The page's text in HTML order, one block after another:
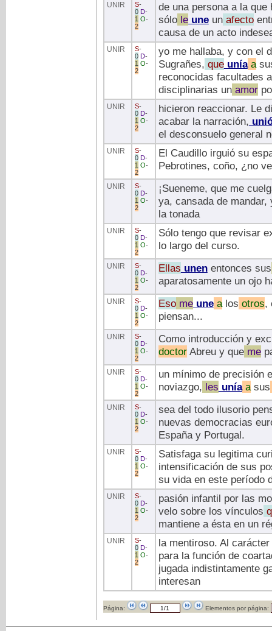
UNIR S-
0 D-
1 O-
2
de una persona a la
sóloleuneunafecto
causa de un acto
UNIR S-
0 D-
1 O-
2
yo me hallaba, y con el
Sugrañes, queuníaa
reconocidas facultades
disciplinarias unamor
UNIR S-
0 D-
1 O-
2
hicieron reaccionar. Le
acabar la narración,
el desconsuelo general
UNIR S-
0 D-
1 O-
2
El Caudillo irguió su
Pebrotines, coño, ¿no
UNIR S-
0 D-
1 O-
2
¡Sueneme, que me
ya, cansada de
la tonada
UNIR S-
0 D-
1 O-
2
Sólo tengo que revisar
lo largo del curso.
UNIR S-
0 D-
1 O-
2
Ellas unenentonces sus
aparatosamente un ojo
UNIR S-
0 D-
1 O-
2
Esomeunealos otros,
piensan...
UNIR S-
0 D-
1 O-
2
Como introducción y
doctorAbreu y queme
UNIR S-
0 D-
1 O-
2
un mínimo de precisión
noviazgo, les uníaasus
UNIR S-
0 D-
1 O-
2
sea del todo ilusorio
nuevas democracias
España y Portugal.
UNIR S-
0 D-
1 O-
2
Satisfaga su legitima
intensificación de sus
su vida en este período
UNIR S-
0 D-
1 O-
2
pasión infantil por las
velo sobre los vínculos
mantiene a ésta en un
UNIR S-
0 D-
1 O-
2
la mentiroso. Al
para la función de
jugada indistintamente
interesan
Página: Elementos por página: